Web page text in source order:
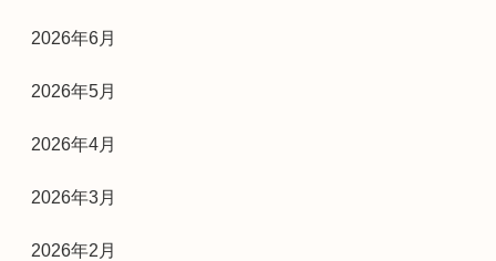
2026年6月
2026年5月
2026年4月
2026年3月
2026年2月